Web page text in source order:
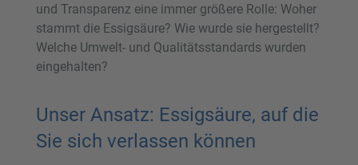
und Transparenz eine immer größere Rolle: Woher
stammt die Essigsäure? Wie wurde sie hergestellt?
Welche Umwelt- und Qualitätsstandards wurden
eingehalten?
Unser Ansatz: Essigsäure, auf die
Sie sich verlassen können